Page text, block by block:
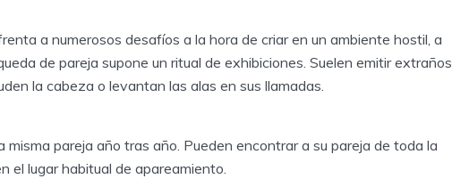
a numerosos desafíos a la hora de criar en un ambiente hostil, a
de pareja supone un ritual de exhibiciones. Suelen emitir extraños
la cabeza o levantan las alas en sus llamadas.
misma pareja año tras año. Pueden encontrar a su pareja de toda la
el lugar habitual de apareamiento.